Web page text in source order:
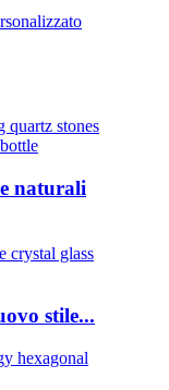
naturali
stile...